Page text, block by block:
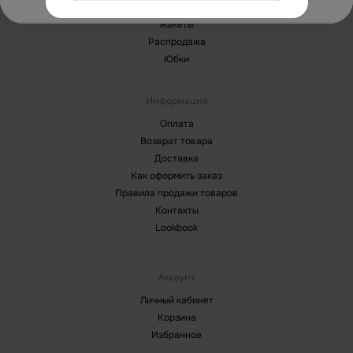
Жакеты
Распродажа
Юбки
Информация
Оплата
Возврат товара
Доставка
Как оформить заказ
Правила продажи товаров
Контакты
Lookbook
Аккаунт
Личный кабинет
Корзина
Избранное